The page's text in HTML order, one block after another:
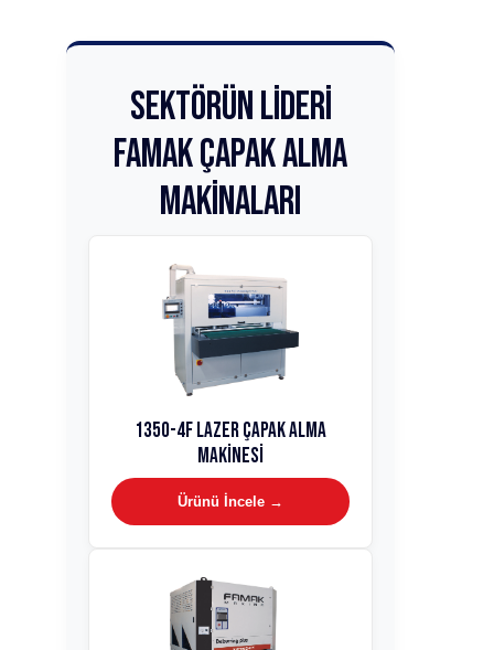
Sektörün Lideri
Famak Çapak Alma
Makinaları
1350-4F Lazer Çapak Alma
Makinesi
Ürünü İncele →